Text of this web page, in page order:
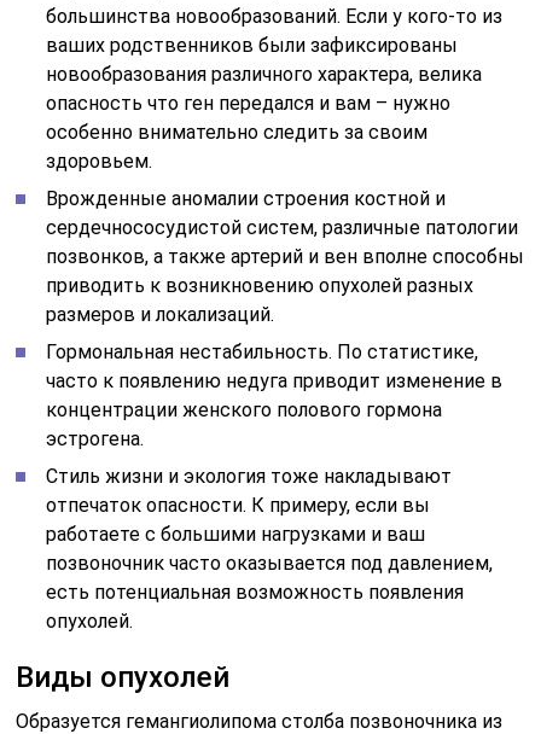
большинства новообразований. Если у кого-то из
ваших родственников были зафиксированы
новообразования различного характера, велика
опасность что ген передался и вам – нужно
особенно внимательно следить за своим
здоровьем.
Врожденные аномалии строения костной и
сердечнососудистой систем, различные патологии
позвонков, а также артерий и вен вполне способны
приводить к возникновению опухолей разных
размеров и локализаций.
Гормональная нестабильность. По статистике,
часто к появлению недуга приводит изменение в
концентрации женского полового гормона
эстрогена.
Стиль жизни и экология тоже накладывают
отпечаток опасности. К примеру, если вы
работаете с большими нагрузками и ваш
позвоночник часто оказывается под давлением,
есть потенциальная возможность появления
опухолей.
Виды опухолей
Образуется гемангиолипома столба позвоночника из